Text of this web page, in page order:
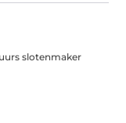
slotenmaker